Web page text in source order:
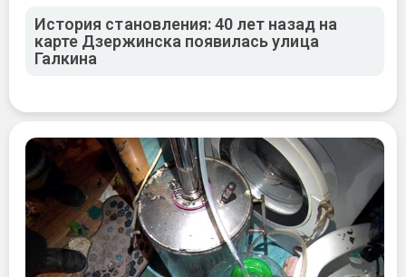
История становления: 40 лет назад на
карте Дзержинска появилась улица
Галкина